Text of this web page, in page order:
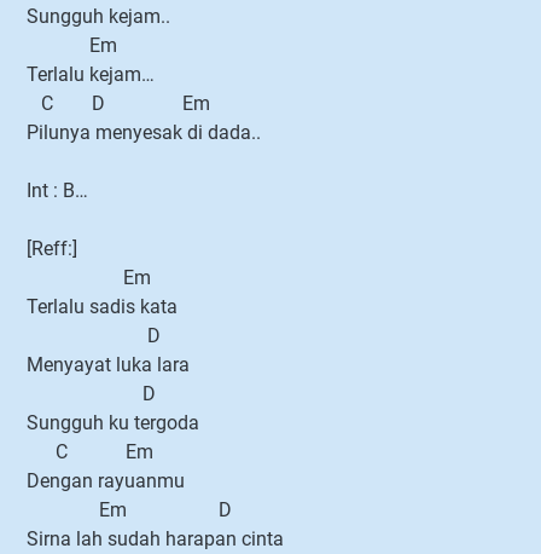
Sungguh kejam..
Em
Terlalu kejam…
C D Em
Pilunya menyesak di dada..
Int : B…
[Reff:]
Em
Terlalu sadis kata
D
Menyayat luka lara
D
Sungguh ku tergoda
C Em
Dengan rayuanmu
Em D
Sirna lah sudah harapan cinta